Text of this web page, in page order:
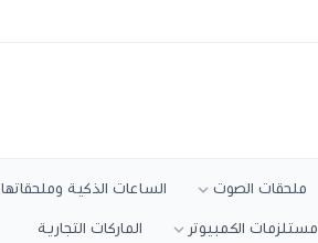
ملحقات الصوت الساعات الذكية وملحقاتها
مستلزمات الكمبيوتر الماركات التجارية